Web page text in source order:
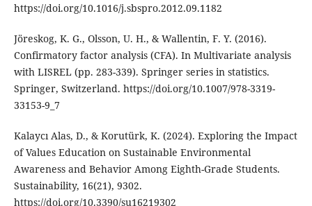
https://doi.org/10.1016/j.sbspro.2012.09.1182
Jöreskog, K. G., Olsson, U. H., & Wallentin, F. Y. (2016).
Confirmatory factor analysis (CFA). In Multivariate analysis
with LISREL (pp. 283-339). Springer series in statistics.
Springer, Switzerland. https://doi.org/10.1007/978-3319-
33153-9_7
Kalaycı Alas, D., & Korutürk, K. (2024). Exploring the Impact
of Values Education on Sustainable Environmental
Awareness and Behavior Among Eighth-Grade Students.
Sustainability, 16(21), 9302.
https://doi.org/10.3390/su16219302